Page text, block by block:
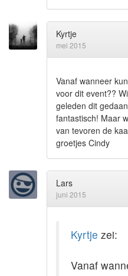
Kyrtje
mei 2015
Vanaf wanneer
voor dit event??
geleden dit
fantastisch! Maar
van tevoren de
groetjes Cindy
Lars
juni 2015
Kyrtje zei:
Vanaf